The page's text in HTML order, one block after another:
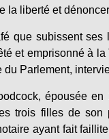
la liberté et
que subissent
et emprisonné à
Parlement,
épousée
trois filles de son
ayant fait